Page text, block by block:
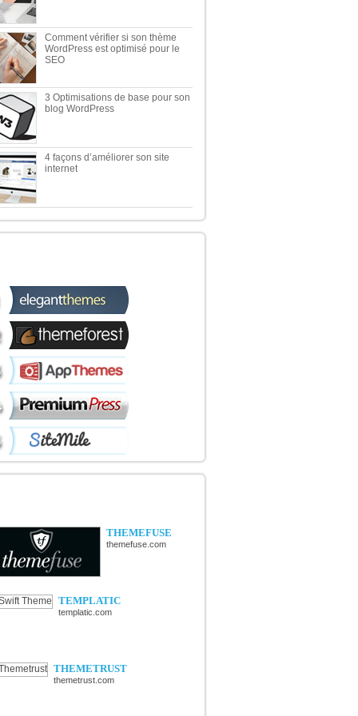
Comment vérifier si son thème
WordPress est optimisé pour le
SEO
3 Optimisations de base pour son
blog WordPress
4 façons d’améliorer son site
internet
THEMEFUSE
themefuse.com
TEMPLATIC
templatic.com
THEMETRUST
themetrust.com